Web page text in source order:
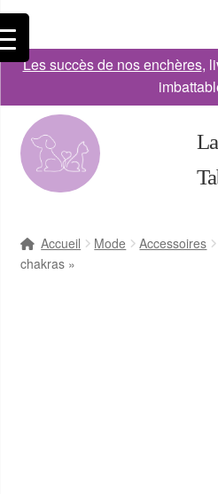
Les succès de nos enchères,
Accueil Mode Accessoires
chakras »